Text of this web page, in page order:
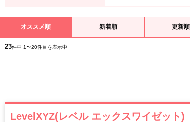
オススメ順 新着順 更新順
23件中 1〜20件目を表示中
LevelXYZ(レベル エックスワイゼット)